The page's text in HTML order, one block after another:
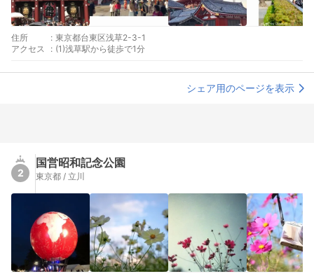
住所 : 東京都台東区浅草2-3-1
アクセス
: (1)浅草駅から徒歩で1分
シェア用のページを表示
2
国営昭和記念公園
東京都 / 立川